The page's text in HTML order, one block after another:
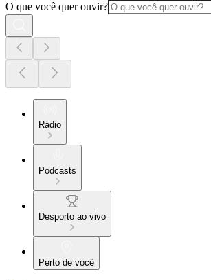
O que você quer ouvir?
Rádio
Podcasts
Desporto ao vivo
Perto de você